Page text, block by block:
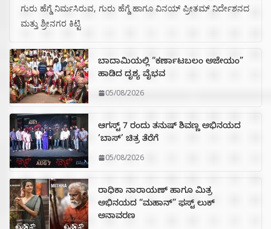
ಗುರು ಹೆಗ್ಡೆ ನಿರ್ಮಸಿರುವ, ಗುರು ಹೆಗ್ಡೆ ಹಾಗೂ ವಿನಯ್ ಪ್ರೀತಮ್ ನಿರ್ದೇಶನದ
ಮತ್ತು ಶ್ರೀನಗರ ಕಿಟ್ಟಿ
ಬಾದಾಮಿಯಲ್ಲಿ “ಕರ್ಣಾಟಬಲಂ ಅಜೇಯಂ”
ಹಾಡಿದ ದೃಶ್ಯ ವೈಭವ
05/08/2026
ಆಗಸ್ಟ್ 7 ರಂದು ತನುಷ್ ಶಿವಣ್ಣ ಅಭಿನಯದ
‘ಬಾಸ್’ ಚಿತ್ರ ತೆರೆಗೆ
05/08/2026
ರಾಧಿಕಾ ನಾರಾಯಣ್ ಹಾಗೂ ಮಿತ್ರ
ಅಭಿನಯದ “ಮಹಾನ್” ಫಸ್ಟ್ ಲುಕ್
ಅನಾವರಣ